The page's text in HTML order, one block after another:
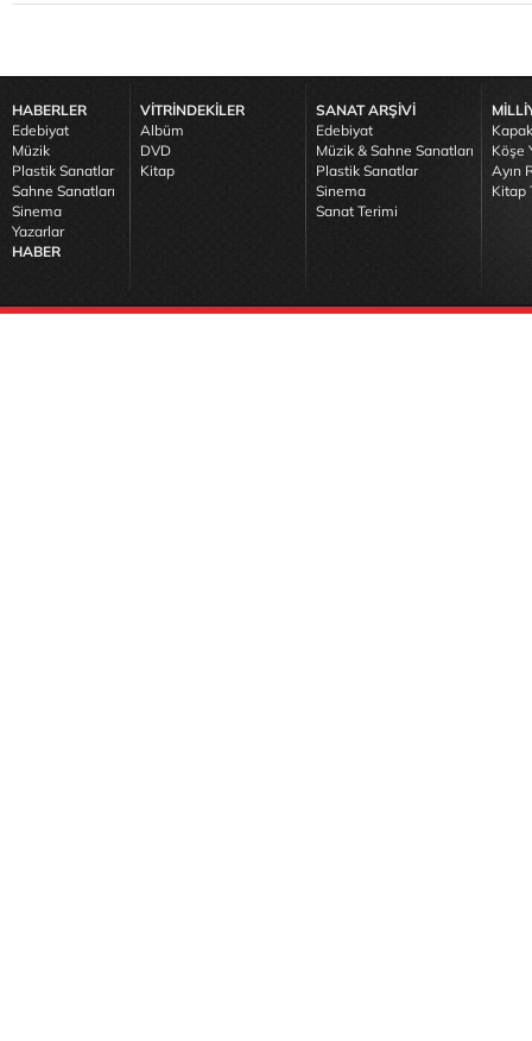
HABERLER
Edebiyat
Müzik
Plastik Sanatlar
Sahne Sanatları
Sinema
Yazarlar
HABER
VİTRİNDEKİLER
Albüm
DVD
Kitap
SANAT ARŞİVİ
Edebiyat
Müzik & Sahne Sanatları
Plastik Sanatlar
Sinema
Sanat Terimi
Köşe
Ayın
Kitap